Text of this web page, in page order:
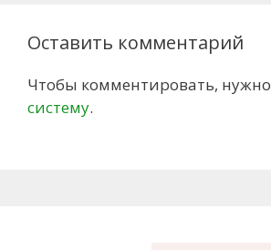
Оставить комментарий
Чтобы комментировать, нужно
систему.